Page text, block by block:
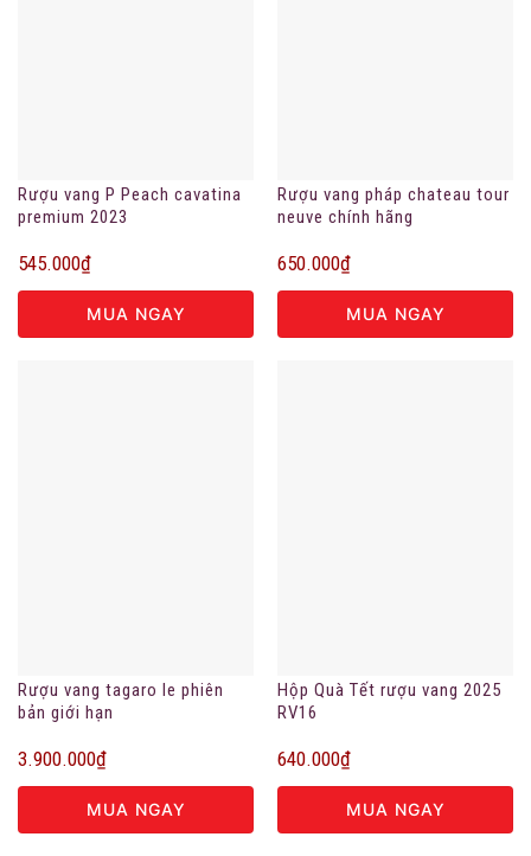
Rượu vang P Peach cavatina
premium 2023
545.000₫
MUA NGAY
Rượu vang pháp chateau tour
neuve chính hãng
650.000₫
MUA NGAY
Rượu vang tagaro le phiên
bản giới hạn
3.900.000₫
MUA NGAY
Hộp Quà Tết rượu vang 2025
RV16
640.000₫
MUA NGAY